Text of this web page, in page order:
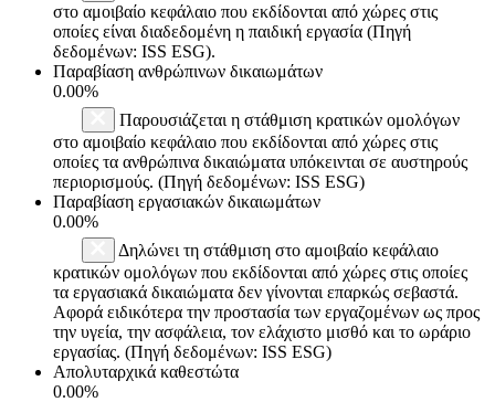
στο αμοιβαίο κεφάλαιο που εκδίδονται από χώρες στις
οποίες είναι διαδεδομένη η παιδική εργασία (Πηγή
δεδομένων: ISS ESG).
Παραβίαση ανθρώπινων δικαιωμάτων
0.00%
Παρουσιάζεται η στάθμιση κρατικών ομολόγων
στο αμοιβαίο κεφάλαιο που εκδίδονται από χώρες στις
οποίες τα ανθρώπινα δικαιώματα υπόκεινται σε αυστηρούς
περιορισμούς. (Πηγή δεδομένων: ISS ESG)
Παραβίαση εργασιακών δικαιωμάτων
0.00%
Δηλώνει τη στάθμιση στο αμοιβαίο κεφάλαιο
κρατικών ομολόγων που εκδίδονται από χώρες στις οποίες
τα εργασιακά δικαιώματα δεν γίνονται επαρκώς σεβαστά.
Αφορά ειδικότερα την προστασία των εργαζομένων ως προς
την υγεία, την ασφάλεια, τον ελάχιστο μισθό και το ωράριο
εργασίας. (Πηγή δεδομένων: ISS ESG)
Απολυταρχικά καθεστώτα
0.00%